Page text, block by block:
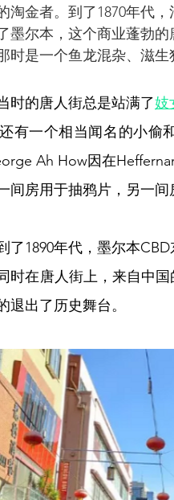
淘金者。到了1870年代
墨尔本，这个商业蓬勃
时是一个鱼龙混杂、滋
时的唐人街总是站满了妓
有一个相当闻名的小偷
Ah How因在
间房用于抽鸦片，另一
了1890年代，墨尔本
时在唐人街上，来自中
退出了历史舞台。